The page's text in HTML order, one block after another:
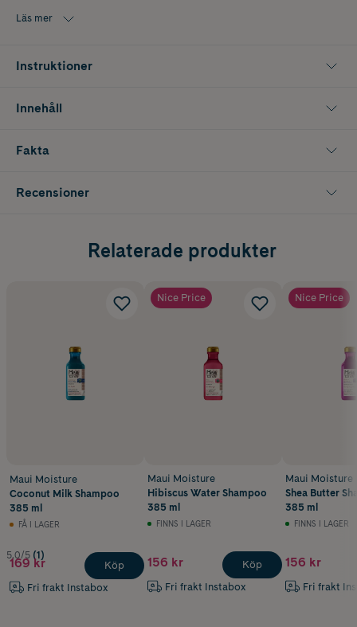
Läs mer
Instruktioner
Innehåll
Fakta
Recensioner
Relaterade produkter
Maui Moisture
Coconut Milk Shampoo
385 ml
FÅ I LAGER
5.0/5 (1)
169 kr
Fri frakt Instabox
Köp
Nice Price
Maui Moisture
Hibiscus Water Shampoo
385 ml
FINNS I LAGER
156 kr
Fri frakt Instabox
Köp
Nice Price
Maui Moisture
Shea Butter
385 ml
FINNS I LAGER
156 kr
Fri frakt